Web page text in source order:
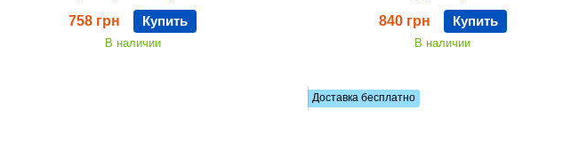
758 грн
Купить
В наличии
840 грн
Купить
В наличии
Доставка бесплатно